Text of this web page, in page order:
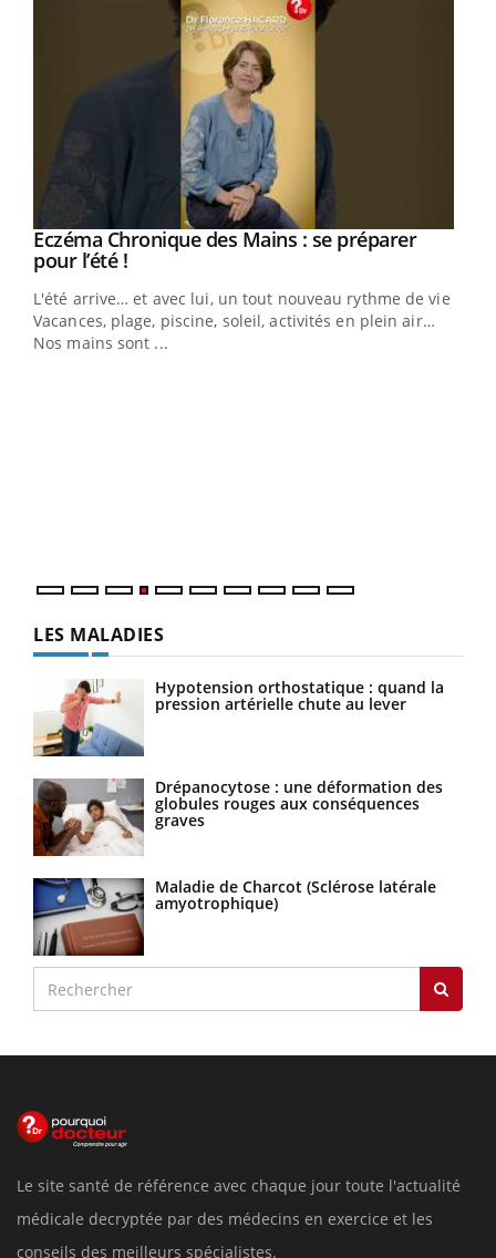
Youtube
Eczéma Chronique des Mains : se préparer
pour l’été !Youtube
L'été arrive… et avec lui, un tout nouveau rythme de vie !
Vacances, plage, piscine, soleil, activités en plein air…
Nos mains sont ...
LES MALADIES
Hypotension orthostatique : quand la
pression artérielle chute au lever
Drépanocytose : une déformation des
globules rouges aux conséquences
graves
Maladie de Charcot (Sclérose latérale
amyotrophique)
Le site santé de référence avec chaque jour toute l'actualité
médicale decryptée par des médecins en exercice et les
conseils des meilleurs spécialistes.